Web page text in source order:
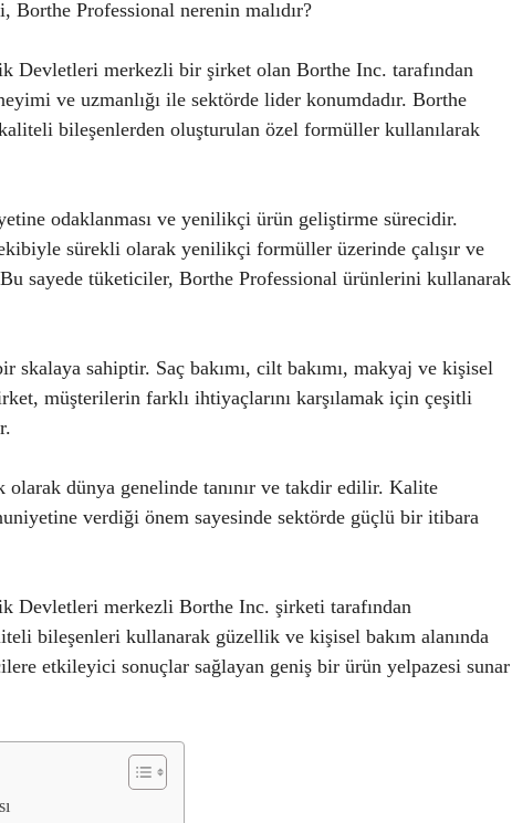
Borthe Professional nerenin malıdır?
Devletleri merkezli bir şirket olan Borthe Inc. tarafından
ve uzmanlığı ile sektörde lider konumdadır. Borthe
bileşenlerden oluşturulan özel formüller kullanılarak
odaklanması ve yenilikçi ürün geliştirme sürecidir.
sürekli olarak yenilikçi formüller üzerinde çalışır ve
sayede tüketiciler, Borthe Professional ürünlerini kullanarak
skalaya sahiptir. Saç bakımı, cilt bakımı, makyaj ve kişisel
müşterilerin farklı ihtiyaçlarını karşılamak için çeşitli
dünya genelinde tanınır ve takdir edilir. Kalite
verdiği önem sayesinde sektörde güçlü bir itibara
Devletleri merkezli Borthe Inc. şirketi tarafından
bileşenleri kullanarak güzellik ve kişisel bakım alanında
etkileyici sonuçlar sağlayan geniş bir ürün yelpazesi sunar